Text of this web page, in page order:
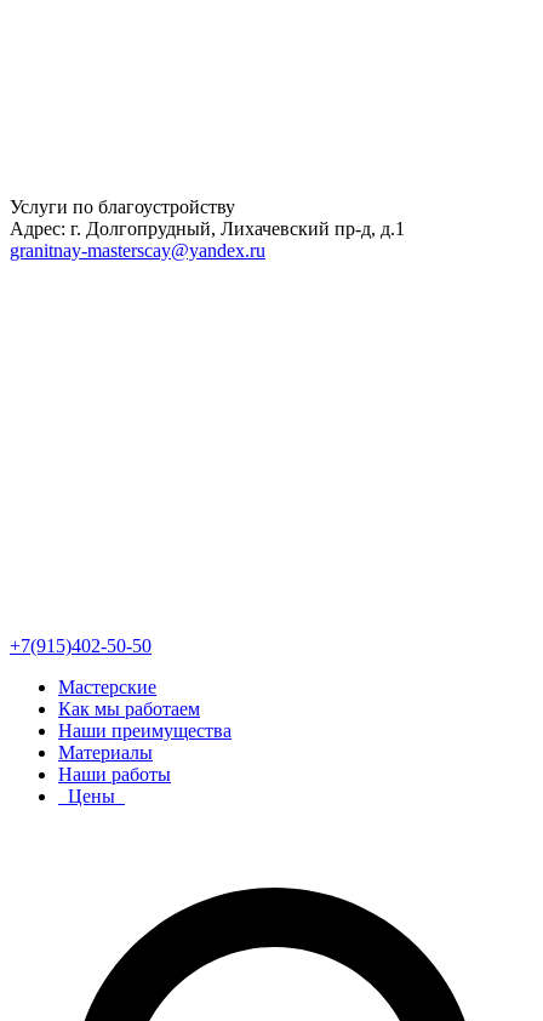
Услуги по благоустройству
Адрес: г. Долгопрудный, Лихачевский пр-д, д.1
granitnay-masterscay@yandex.ru
+7(915)402-50-50
Мастерские
Как мы работаем
Наши преимущества
Материалы
Наши работы
Цены